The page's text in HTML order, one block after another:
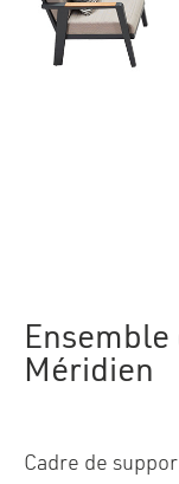
Méridien
Cadre de